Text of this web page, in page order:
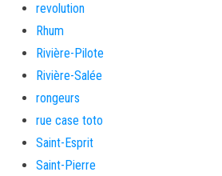
revolution
Rhum
Rivière-Pilote
Rivière-Salée
rongeurs
rue case toto
Saint-Esprit
Saint-Pierre